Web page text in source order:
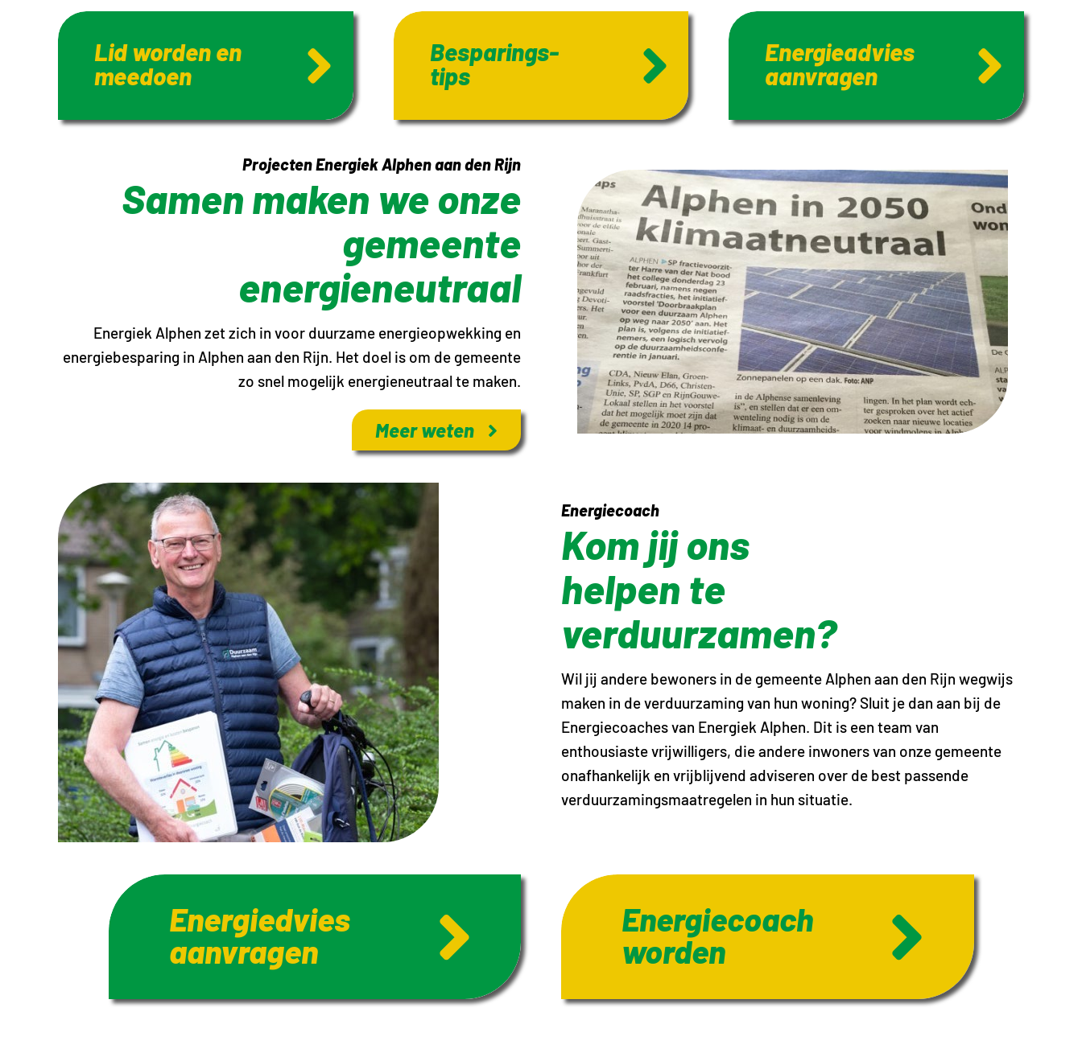
Lid worden en
meedoen
Besparings-
tips
Energieadvies
aanvragen
Projecten Energiek Alphen aan den Rijn
Samen maken we onze
gemeente
energieneutraal
Energiek Alphen zet zich in voor duurzame energieopwekking en
energiebesparing in Alphen aan den Rijn. Het doel is om de gemeente
zo snel mogelijk energieneutraal te maken.
Meer weten
Energiecoach
Kom jij ons
helpen te
verduurzamen?
Wil jij andere bewoners in de gemeente Alphen aan den Rijn wegwijs
maken in de verduurzaming van hun woning? Sluit je dan aan bij de
Energiecoaches van Energiek Alphen. Dit is een team van
enthousiaste vrijwilligers, die andere inwoners van onze gemeente
onafhankelijk en vrijblijvend adviseren over de best passende
verduurzamingsmaatregelen in hun situatie.
Energiedvies
aanvragen
Energiecoach
worden